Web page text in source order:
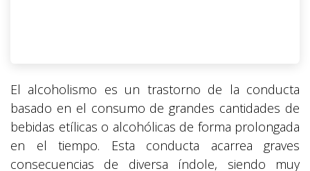
El alcoholismo es un trastorno de la conducta
basado en el consumo de grandes cantidades de
bebidas etílicas o alcohólicas de forma prolongada
en el tiempo. Esta conducta acarrea graves
consecuencias de diversa índole, siendo muy